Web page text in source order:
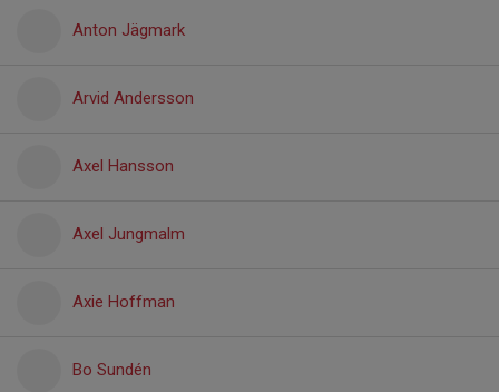
Anton Jägmark
Arvid Andersson
Axel Hansson
Axel Jungmalm
Axie Hoffman
Bo Sundén